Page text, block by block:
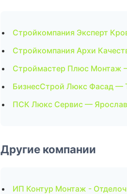
Стройкомпания Эксперт
Стройкомпания Архи
Строймастер Плюс Монтаж
БизнесСтрой Люкс Фасад —
ПСК Люкс Сервис —
Другие компании
ИП Контур Монтаж -